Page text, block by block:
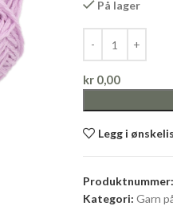
På lager
kr0,00
Legg i
Produktnummer:
Kategori: Garn